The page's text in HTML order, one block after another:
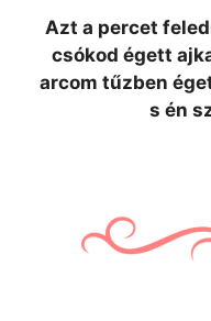
Azt a percet
csókod égett
arcom tűzben
s én